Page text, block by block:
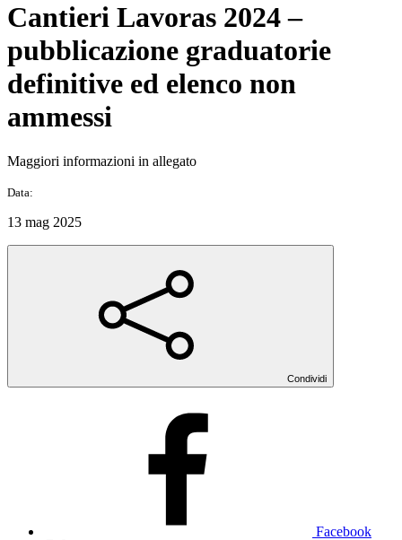
Cantieri Lavoras 2024 –
pubblicazione graduatorie
definitive ed elenco non
ammessi
Maggiori informazioni in allegato
Data:
13 mag 2025
Condividi
Facebook